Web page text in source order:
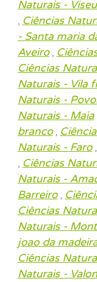
Naturais - Viseu
, Ciências
- Santa maria
Aveiro,
Ciências
Naturais - Vila
Naturais -
Naturais - Maia
branco,
Naturais - Faro,
, Ciências
Naturais -
Barreiro,
Ciências
Naturais -
joao da
Ciências
Naturais -